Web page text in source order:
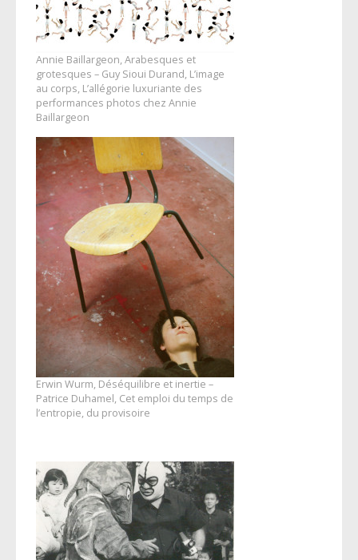
Annie Baillargeon, Arabesques et
grotesques – Guy Sioui Durand, L’image
au corps, L’allégorie luxuriante des
performances photos chez Annie
Baillargeon
Erwin Wurm, Déséquilibre et inertie –
Patrice Duhamel, Cet emploi du temps de
l’entropie, du provisoire